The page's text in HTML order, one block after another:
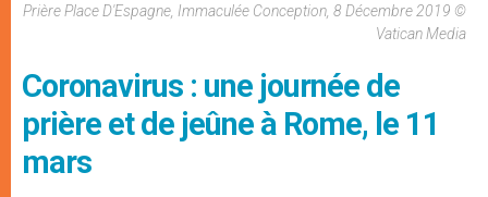
Prière Place D'Espagne, Immaculée Conception, 8 Décembre 2019 ©
Vatican Media
Coronavirus : une journée de
prière et de jeûne à Rome, le 11
mars